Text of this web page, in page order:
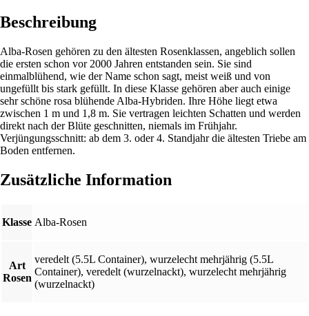
Beschreibung
Alba-Rosen gehören zu den ältesten Rosenklassen, angeblich sollen
die ersten schon vor 2000 Jahren entstanden sein. Sie sind
einmalblühend, wie der Name schon sagt, meist weiß und von
ungefüllt bis stark gefüllt. In diese Klasse gehören aber auch einige
sehr schöne rosa blühende Alba-Hybriden. Ihre Höhe liegt etwa
zwischen 1 m und 1,8 m. Sie vertragen leichten Schatten und werden
direkt nach der Blüte geschnitten, niemals im Frühjahr.
Verjüngungsschnitt: ab dem 3. oder 4. Standjahr die ältesten Triebe am
Boden entfernen.
Zusätzliche Information
Klasse Alba-Rosen
Art
Rosen
veredelt (5.5L Container), wurzelecht mehrjährig (5.5L
Container), veredelt (wurzelnackt), wurzelecht mehrjährig
(wurzelnackt)